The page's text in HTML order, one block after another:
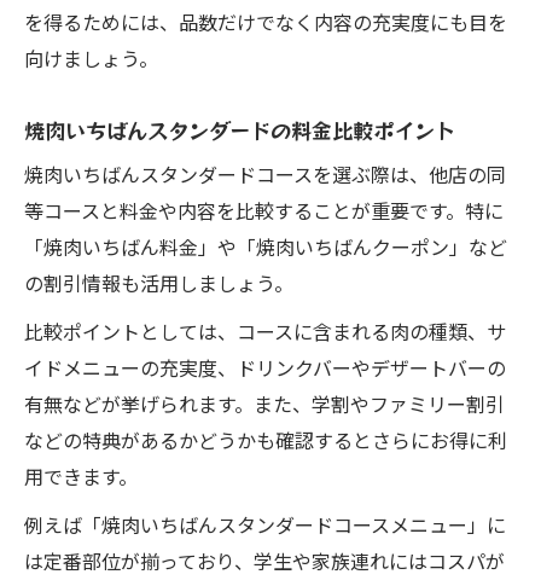
を得るためには、品数だけでなく内容の充実度にも目を
向けましょう。
焼肉いちばんスタンダードの料金比較ポイント
焼肉いちばんスタンダードコースを選ぶ際は、他店の同
等コースと料金や内容を比較することが重要です。特に
「焼肉いちばん料金」や「焼肉いちばんクーポン」など
の割引情報も活用しましょう。
比較ポイントとしては、コースに含まれる肉の種類、サ
イドメニューの充実度、ドリンクバーやデザートバーの
有無などが挙げられます。また、学割やファミリー割引
などの特典があるかどうかも確認するとさらにお得に利
用できます。
例えば「焼肉いちばんスタンダードコースメニュー」に
は定番部位が揃っており、学生や家族連れにはコスパが